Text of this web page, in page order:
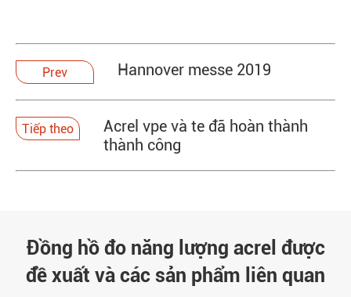
Prev Hannover messe 2019
Tiếp theo
Acrel vpe và te đã hoàn thành
thành công
Đồng hồ đo năng lượng acrel được
đề xuất và các sản phẩm liên quan